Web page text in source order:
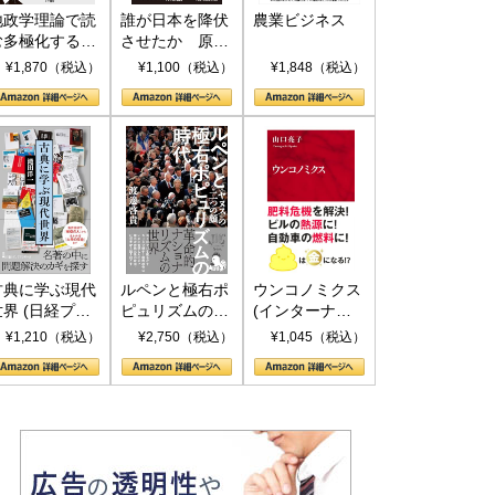
政学理論で読
多極化する世
トランプと
¥1,870（税込）
誰が日本を降伏
させたか 原爆
投下、ソ連参
(PHP新書)
¥1,100（税込）
農業ビジネス
¥1,848（税込）
典に学ぶ現代
界 (日経プレ
アシリーズ)
¥1,210（税込）
ルペンと極右ポ
ピュリズムの時
代：〈ヤヌス〉
¥2,750（税込）
ウンコノミクス
(インターナシ
ョナル新書)
¥1,045（税込）